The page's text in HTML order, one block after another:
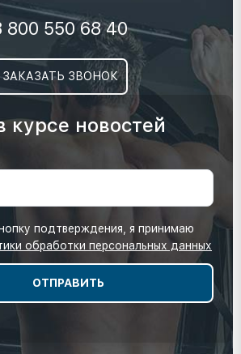
800 550 68 40
ЗАКАЗАТЬ ЗВОНОК
курсе новостей
подтверждения, я принимаю
обработки персональных данных